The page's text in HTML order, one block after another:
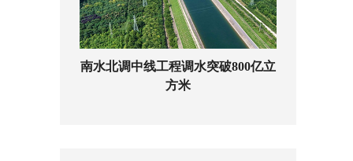
南水北调中线工程调水突破800亿立
方米